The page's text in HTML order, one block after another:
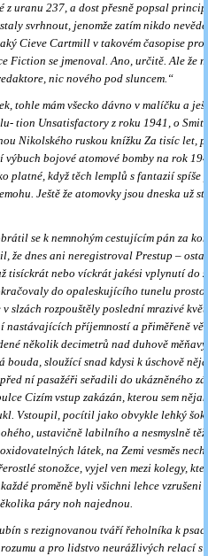
z uranu 237, a dost přesně popsal
svrhnout, jenomže zatím nikdo
Cieve Cartmill v takovém časopise pro
Fiction se jmenoval. Ano, určitě. Ale že
nic nového pod sluncem.“
tohle mám všecko dávno v malíčku a
tion Unsatisfactory z roku 1941, o
Nikolského ruskou knížku Za tisíc let,
bojové atomové bomby na rok
platné, když těch lemplů s fantazií spíše
Ještě že atomovky jsou dneska už
se k nemnohým cestujícím pán za
že dnes ani neregistroval Prestup –
tisíckrát nebo víckrát jakési vplynutí do
do opaleskujícího tunelu
v slzách rozpouště­ly poslední mrazivé
nastávajících příjemností a přiměřeně
několik decimetrů nad duhově
bouda, sloužící snad kdysi k úschově
ní pasažéři seřadili do ukázněného
Cizím vstup zakázán, kterou sem
Vstoupil, pocítil jako obvykle lehký šok.
usta­vičně labilního a nesmyslně
látek, na Zemi vesměs
stonožce, vyjel ven mezi kolegy,
proměně byli všichni lehce
páry noh najednou.
s rezignovanou tváří řeholníka k
a pro lidstvo neurážlivých relací s